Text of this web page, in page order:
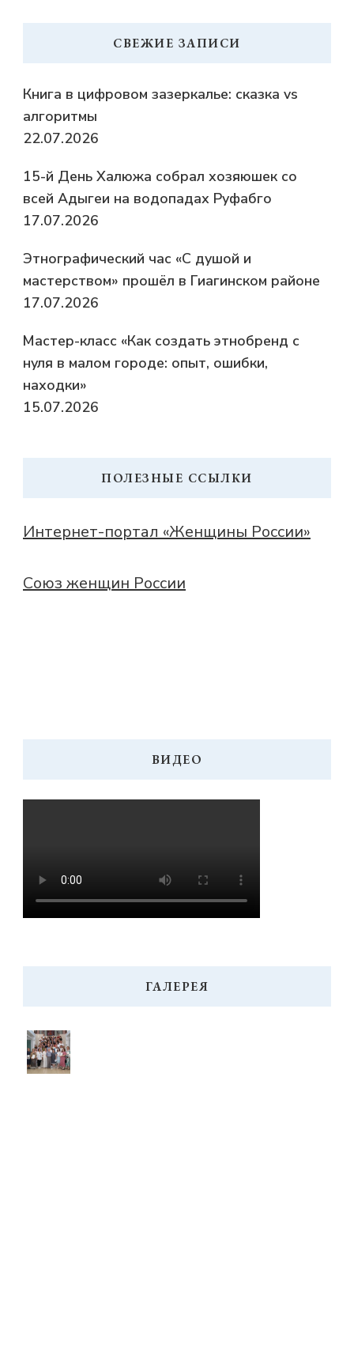
СВЕЖИЕ ЗАПИСИ
Книга в цифровом зазеркалье: сказка vs
алгоритмы
22.07.2026
15-й День Халюжа собрал хозяюшек со
всей Адыгеи на водопадах Руфабго
17.07.2026
Этнографический час «С душой и
мастерством» прошёл в Гиагинском районе
17.07.2026
Мастер-класс «Как создать этнобренд с
нуля в малом городе: опыт, ошибки,
находки»
15.07.2026
ПОЛЕЗНЫЕ ССЫЛКИ
Интернет-портал «Женщины России»
Союз женщин России
ВИДЕО
ГАЛЕРЕЯ